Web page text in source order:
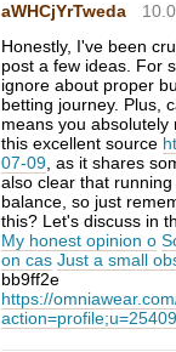
aWHCjYrTweda
Honestly, I've been
post a few ideas. For
ignore about proper
betting journey. Plus,
means you
this excellent source
07-09 , as it shares
also clear that
balance, so just
this? Let's discuss in
My honest opinion o
on cas Just a small
bb9ff2e
https://
action=profile;u=25409